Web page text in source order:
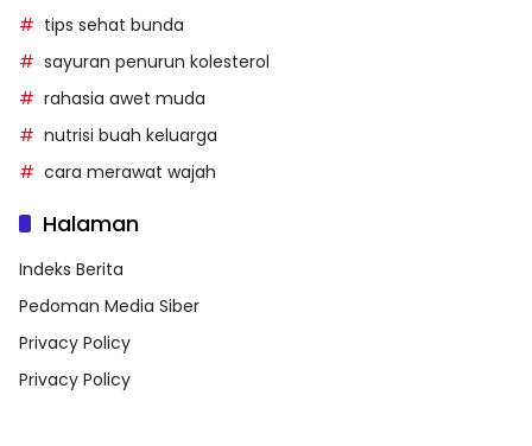
tips sehat bunda
sayuran penurun kolesterol
rahasia awet muda
nutrisi buah keluarga
cara merawat wajah
Halaman
Indeks Berita
Pedoman Media Siber
Privacy Policy
Privacy Policy